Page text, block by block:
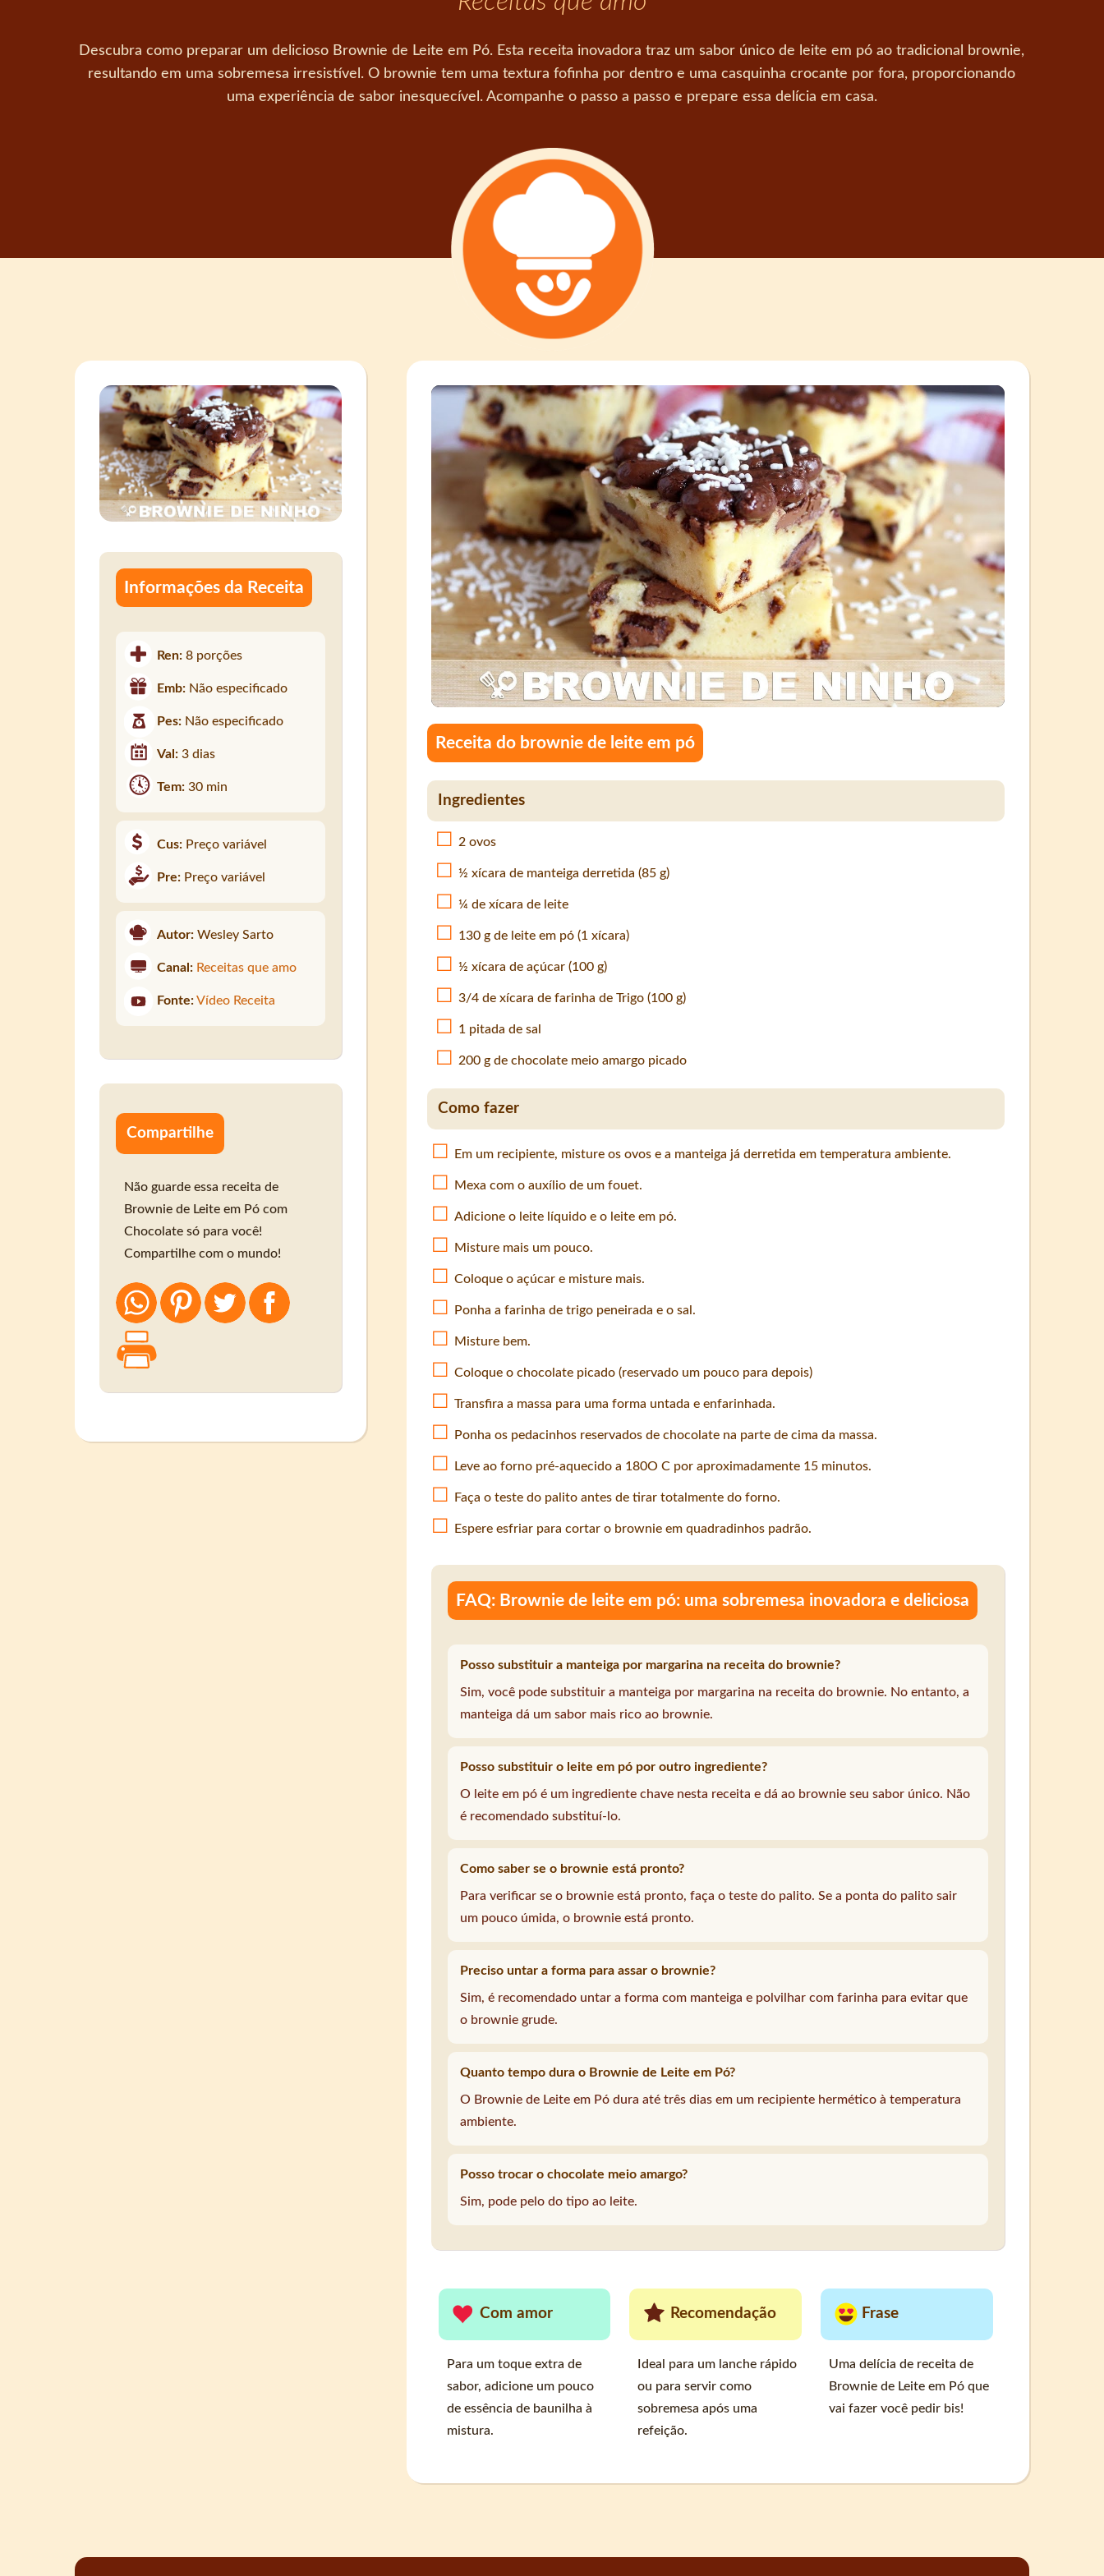
Descubra como preparar um delicioso Brownie de Leite em Pó. Esta receita inovadora traz um sabor único de leite em pó ao tradicional brownie,
resultando em uma sobremesa irresistível. O brownie tem uma textura fofinha por dentro e uma casquinha crocante por fora, proporcionando
uma experiência de sabor inesquecível. Acompanhe o passo a passo e prepare essa delícia em casa.
Receita do brownie de leite em pó
Ingredientes
2 ovos
½ xícara de manteiga derretida (85 g)
¼ de xícara de leite
130 g de leite em pó (1 xícara)
½ xícara de açúcar (100 g)
3/4 de xícara de farinha de Trigo (100 g)
1 pitada de sal
200 g de chocolate meio amargo picado
Como fazer
Em um recipiente, misture os ovos e a manteiga já derretida em temperatura ambiente.
Mexa com o auxílio de um fouet.
Adicione o leite líquido e o leite em pó.
Misture mais um pouco.
Coloque o açúcar e misture mais.
Ponha a farinha de trigo peneirada e o sal.
Misture bem.
Coloque o chocolate picado (reservado um pouco para depois)
Transfira a massa para uma forma untada e enfarinhada.
Ponha os pedacinhos reservados de chocolate na parte de cima da massa.
Leve ao forno pré-aquecido a 180O C por aproximadamente 15 minutos.
Faça o teste do palito antes de tirar totalmente do forno.
Espere esfriar para cortar o brownie em quadradinhos padrão.
FAQ: Brownie de leite em pó: uma sobremesa inovadora e deliciosa
Posso substituir a manteiga por margarina na receita do brownie?
Sim, você pode substituir a manteiga por margarina na receita do brownie. No entanto, a
manteiga dá um sabor mais rico ao brownie.
Posso substituir o leite em pó por outro ingrediente?
O leite em pó é um ingrediente chave nesta receita e dá ao brownie seu sabor único. Não
é recomendado substituí-lo.
Como saber se o brownie está pronto?
Para verificar se o brownie está pronto, faça o teste do palito. Se a ponta do palito sair
um pouco úmida, o brownie está pronto.
Preciso untar a forma para assar o brownie?
Sim, é recomendado untar a forma com manteiga e polvilhar com farinha para evitar que
o brownie grude.
Quanto tempo dura o Brownie de Leite em Pó?
O Brownie de Leite em Pó dura até três dias em um recipiente hermético à temperatura
ambiente.
Posso trocar o chocolate meio amargo?
Sim, pode pelo do tipo ao leite.
Com amor
Para um toque extra de
sabor, adicione um pouco
de essência de baunilha à
mistura.
Recomendação
Ideal para um lanche rápido
ou para servir como
sobremesa após uma
refeição.
Frase
Uma delícia de receita de
Brownie de Leite em Pó que
vai fazer você pedir bis!
Informações da Receita
Ren:8 porções
Emb: Não especificado
Pes: Não especificado
Val:3 dias
Tem:30 min
Cus: Preço variável
Pre: Preço variável
Autor: Wesley Sarto
Canal: Receitas que amo
Fonte: Vídeo Receita
Compartilhe
Não guarde essa receita de
Brownie de Leite em Pó com
Chocolate só para você!
Compartilhe com o mundo!